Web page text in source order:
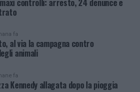
fa
al via la campagna contro
animali
fa
Kennedy allagata dopo la pioggia